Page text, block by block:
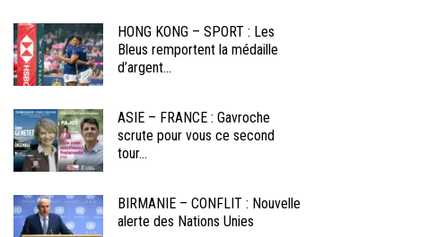
HONG KONG – SPORT : Les
Bleus remportent la médaille
d’argent...
ASIE – FRANCE : Gavroche
scrute pour vous ce second
tour...
BIRMANIE – CONFLIT : Nouvelle
alerte des Nations Unies